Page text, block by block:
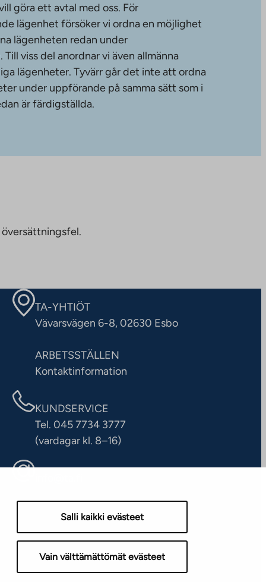
Salli kaikki evästeet
Vain välttämättömät evästeet
göra ett avtal med oss. För
lägenhet försöker vi ordna en möjlighet
lägenheten redan under
viss del anordnar vi även allmänna
lägenheter. Tyvärr går det inte att ordna
under uppförande på samma sätt som i
är färdigställda.
TA-YHTIÖT
Vävarsvägen 6-8, 02630 Esbo
ARBETSSTÄLLEN
Kontaktinformation
KUNDSERVICE
Tel. 045 7734 3777
(vardagar kl. 8–16)